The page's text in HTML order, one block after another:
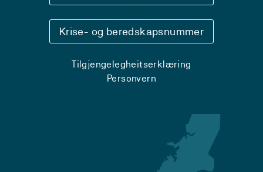
Krise- og beredskapsnummer
Tilgjengelegheitserklæring
Personvern